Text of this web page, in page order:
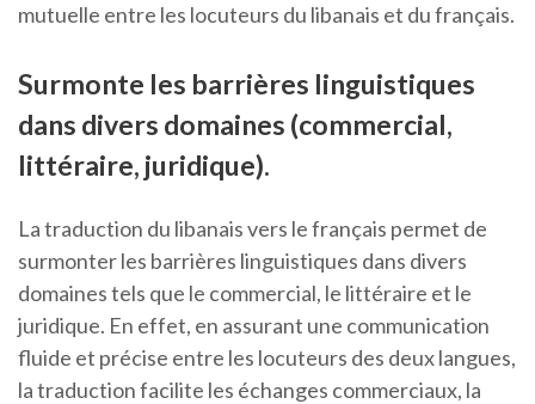
mutuelle entre les locuteurs du libanais et du français.
Surmonte les barrières linguistiques
dans divers domaines (commercial,
littéraire, juridique).
La traduction du libanais vers le français permet de
surmonter les barrières linguistiques dans divers
domaines tels que le commercial, le littéraire et le
juridique. En effet, en assurant une communication
fluide et précise entre les locuteurs des deux langues,
la traduction facilite les échanges commerciaux, la